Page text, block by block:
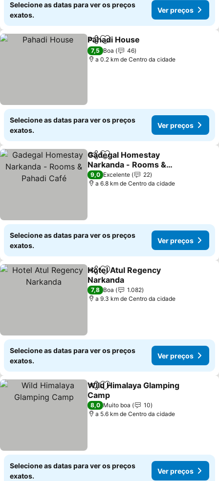
Selecione as datas para ver os preços
exatos.
Ver preços
PartilharAdicionar aos favoritos
Pahadi House
7,5 Boa
46
a 0.2 km de Centro da cidade
Selecione as datas para ver os preços
exatos.
Ver preços
PartilharAdicionar aos favoritos
Gadegal Homestay
Narkanda - Rooms &
Pahadi Café
9,0 Excelente
22
a 6.8 km de Centro da cidade
Selecione as datas para ver os preços
exatos.
Ver preços
PartilharAdicionar aos favoritos
Hotel Atul Regency
Narkanda
7,8 Boa
1.082
a 9.3 km de Centro da cidade
Selecione as datas para ver os preços
exatos.
Ver preços
PartilharAdicionar aos favoritos
Wild Himalaya Glamping
Camp
8,0 Muito boa
10
a 5.6 km de Centro da cidade
Selecione as datas para ver os preços
exatos.
Ver preços